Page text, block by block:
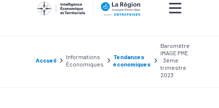
Accueil
Informations
Économiques
Tendances
économiques
Baromètre
IMAGE PME
: 3ème
trimestre
2023